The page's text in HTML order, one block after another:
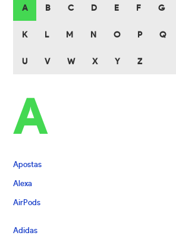
A B C D E F G
K L M N O P Q
U V W X Y Z
A
Apostas
Alexa
AirPods
Adidas